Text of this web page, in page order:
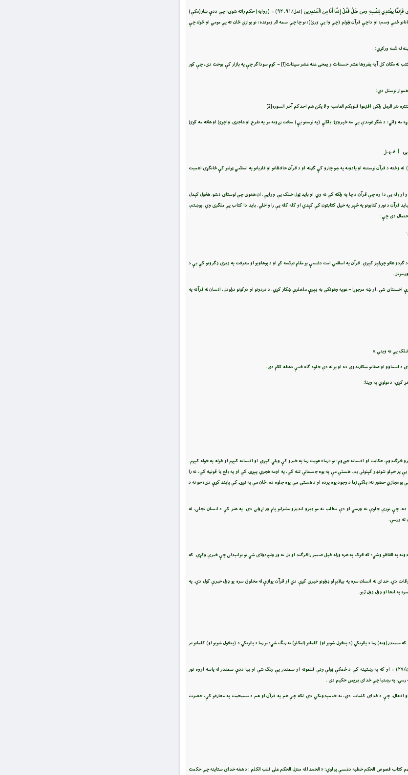
إِنَّمَا أُمِرْتُ أَنْ أَعْبُدَ رَبَّ هَذِهِ الْبَلْدَةِ الَّذِي حَرَّمَهَا وَلَهُ كُلُّ شَيْءٍ وَأُمِرْتُ أَنْ أَكُونَ مِنَ الْمُسْلِمِينَ وَأَنْ أَتْلُوَ الْقُرْآنَ فَمَنِ اهْتَدَى فَإِنَّمَا يَهْتَدِي لِنَفْسِهِ وَمَن ضَلَّ فَقُلْ إِنَّمَا أَنَا مِنَ الْمُنذِرِينَ (نمل/۹۱، ۹۲) = (ووايه) حكم راته شوى، چې ددې ښار(مکې)
ځنې وسم؛ او داچې قرآن ولولم (چې وا یې ورئ)؛ نو چا چې سمه لار ومونده؛ نو يوازې ځان ته يې مومي او څوك چې
له لاسه ورکړي:
له مكان كل آيه يقروها عشر حسنات و يمحى عنه عشر سيئات[1] – کوم سوداګر چې په بازار کې بوخت دی، چې کور
هموار لوستل دي:
نثر الرمل ولكن افزعوا قلوبكم القاسيه و لا يكن هم احدكم آخر السوره[2]
مه وائي؛ د شګو غوندې يې مه خپروئ؛ بلکې (په لوستو يې) سخت زړونه مو په تفرع او عاجزۍ واچوئ او هڅه مه کوئ
اغېز
د قرآن لوستنه او يادونه په ښو چارو کې ګڼله او د قرآن حافظانو او قاريانو په اسلامي ټولنو کې ځانګړی اهميت
و او بله يې دا وه چې قرآن د چا په ولکه کې نه وي او بايد ټول خلک يې ووايي. ان هغوی چې لوستای نشو، هڅول کېدل
قرآن د نورو کتابونو په څېر په خپل کتابتون کې کېدي او کله کله يې را واخلي. بايد دا کتاب يې ملګری وي. پوښتم،
دی چې:
هڅو چورلېز کېږي. قرآن په اسلامي امت دغسې يو مقام ترلاسه کړ او د پوهاويو او معرفت په ډېری ډګرونو کې يې د
شي. او ښه مرجوړا – غوپه وهونکی به ډېرې ملغلرې ښکار کړي. د دردونو او درکونو درلودل، انسان له قرآنه په
يې نه ويني.»
اسماوو او صفاتو ښکارندوی ده او يو له دې جلوه ګاه ځنې دهغه کلام دی.
د مولوي په وينا:
حکايت او افسانه جوړوم؛ نو «زما» هویت زما په خبرو کې ويلي کېږي او افسانه کېږم او خوله په خوله کېږم.
خپلو شونډو کېنولی يم. هستي مې په يوه جسماني تنه کې، په اومه هجري پېړۍ کې او په بلخ يا قونيه کې، نه را
مجازي حضور نه؛ بلکې زما د وجود يوه پرده او د هستۍ مې يوه جلوه ده. ځان مې په نړۍ کې پابند کړې دی؛ خو نه د
چې نورې جلوې نه ورسي او دې مطلب ته مو ډېرو انديزو مشرانو پام ور اړولی دی. په هنر کې د انسان تجلی، له
ته ورسي.
په الفاظو وشي؛ که څوک په هره وزله خپل ضمير راڅرګند او بل ته ور ولېږدولای شي نو توانېدلی چې خبرې وکړي. که
خدای له انسان سره په بيلابېلو ډولونو خبرې کړې دي او قرآن يوازې له مخلوق سره یو ډول خبرې کول دي. په
په انحا او ډول ډول ژبو.
رَبِّي لَنَفِدَ الْبَحْرُ قَبْلَ أَن تَنفَدَ كَلِمَاتُ رَبِّي وَلَوْ جِئْنَا بِمِثْلِهِ مَدَدًا (کهف/۱۰۹) = ووايه: (( كه سمندر(ونه) زما د پالونكي (د پنځول شويو او) كلماتو (ليكلو) ته رنګ شي؛ نو زما د پالونكي د (پنځول شويو او) كلماتو تر
وَلَوْ أَنَّمَا فِي الْأَرْضِ مِن شَجَرَةٍ أَقْلَامٌ وَالْبَحْرُ يَمُدُّهُ مِن بَعْدِهِ سَبْعَةُ أَبْحُرٍ مَّا نَفِدَتْ كَلِمَاتُ اللَّهِ إِنَّ اللَّهَ عَزِيزٌ حَكِيمٌ (لقمان/۲۷) = او كه په رښتینه کې د ځمكې ټولې ونې قلمونه او سمندر يې رنګ شي او بيا ددې سمندر له پاسه اووه نور
رسي، په رښتيا چې خداى بريمن حكيم دى .
افعال، چې د خدای کلمات دي، نه ختمېدونکي دي. لکه چې هم په قرآن او هم د مسيحيت په معارفو کې، حضرت
مهم کتاب فصوص الحکم خطبه دغسې پيلوي: « الحمد لله منزل الحكم على قلب الكلم : د هغه خدای ستاینه چې حکمت